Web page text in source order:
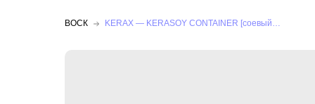
ВОСК